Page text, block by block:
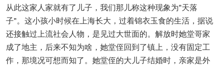
从此这家人家就有了儿子，我们那儿称这种现象为"天落
子"。这小孩小时候在上海长大，过着锦衣玉食的生活，据说
还接触过上流社会人物，是见过大世面的。解放时她堂哥家
成了地主，后来不知为啥，她堂侄回到了镇上，没有固定工
作，那境况可想而知了。她堂侄的大儿子结婚时，亲家是外